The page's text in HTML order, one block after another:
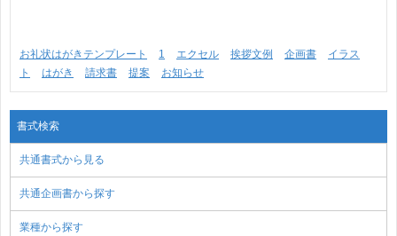
お礼状はがきテンプレート 1 エクセル 挨拶文例 企画書
イラス
ト
はがき 請求書 提案 お知らせ
書式検索
共通書式から見る
共通企画書から探す
業種から探す